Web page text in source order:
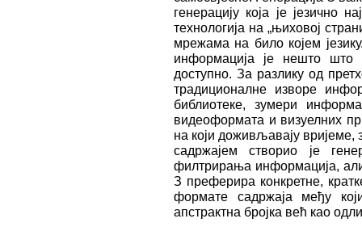
генерацију која је језично
технологија на „њиховој
мрежама на било којем
информација је нешто
доступно. За разлику од
традиционалне изворе
библиотеке, зумери
видеоформата и визуелних
на који доживљавају вријеме,
садржајем створио је
филтрирања информација,
З преферира конкретне,
формате садржаја међу
апстрактна бројка већ као